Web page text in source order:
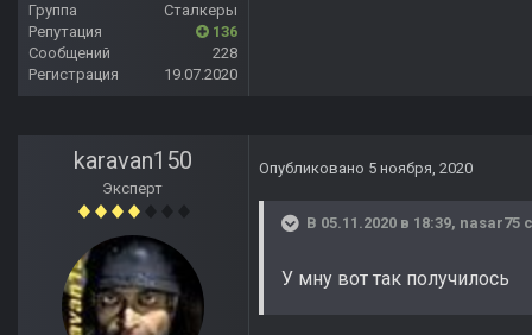
Группа
Сталкеры
Репутация
136
Сообщений
228
Регистрация
19.07.2020
karavan150
Эксперт
Опубликовано 5 ноября, 2020
В 05.11.2020 в 18:39, nasar75
У мну вот так получилось